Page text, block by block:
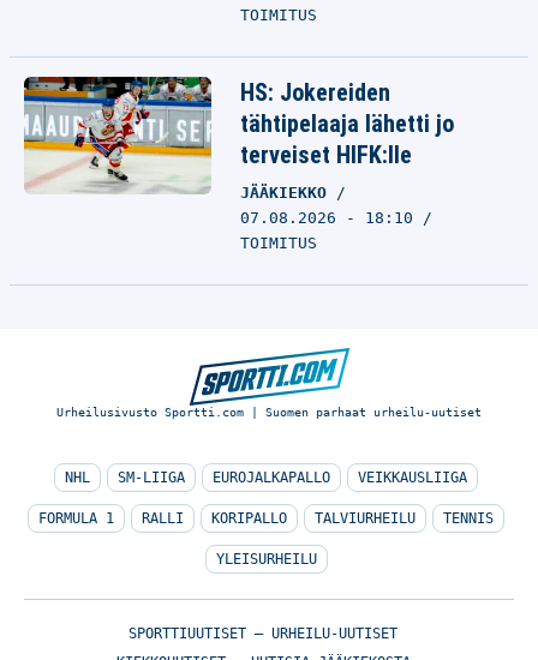
TOIMITUS
HS: Jokereiden
tähtipelaaja lähetti jo
terveiset HIFK:lle
JÄÄKIEKKO
07.08.2026 - 18:10
TOIMITUS
Urheilusivusto Sportti.com | Suomen parhaat urheilu-uutiset
NHL SM-LIIGA EUROJALKAPALLO VEIKKAUSLIIGA
FORMULA 1 RALLI KORIPALLO TALVIURHEILU TENNIS
YLEISURHEILU
SPORTTIUUTISET – URHEILU-UUTISET